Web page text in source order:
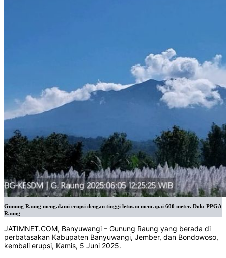
Gunung Raung mengalami erupsi dengan tinggi letusan mencapai 600 meter. Dok: PPGA
Raung
JATIMNET.COM, Banyuwangi – Gunung Raung yang berada di
perbatasakan Kabupaten Banyuwangi, Jember, dan Bondowoso,
kembali erupsi, Kamis, 5 Juni 2025.